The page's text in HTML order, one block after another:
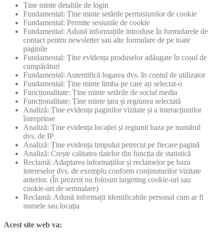
Ține minte detaliile de login
Fundamental: Ține minte setările permisiunilor de cookie
Fundamental: Permite sesiunile de cookie
Fundamental: Adună informațiile introduse în formularele de
contact pentru newsletter sau alte formulare de pe toate
paginile
Fundamental: Ține evidența produselor adăugate în coșul de
cumpărături
Fundamental: Autentifică logarea dvs. în contul de utilizator
Fundamental: Ține minte limba pe care ați selectat-o
Funcționalitate: Ține minte setările de social media
Funcționalitate: Ține minte țara și regiunea selectată
Analiză: Ține evidența paginilor vizitate și a interacțiunilor
întreprinse
Analiză: Ține evidența locației și regiunii baza pe numărul
dvs. de IP
Analiză: Ține evidența timpului petrecut pe fiecare pagină
Analiză: Crește calitatea datelor din funcția de statistică
Reclamă: Adaptarea informațiilor și reclamelor pe baza
intereselor dvs. de exemplu conform conținuturilor vizitate
anterior. (În prezent nu folosim targeting cookie-uri sau
cookie-uri de semnalare)
Reclamă: Adună informații identificabile personal cum ar fi
numele sau locația
Acest site web va: